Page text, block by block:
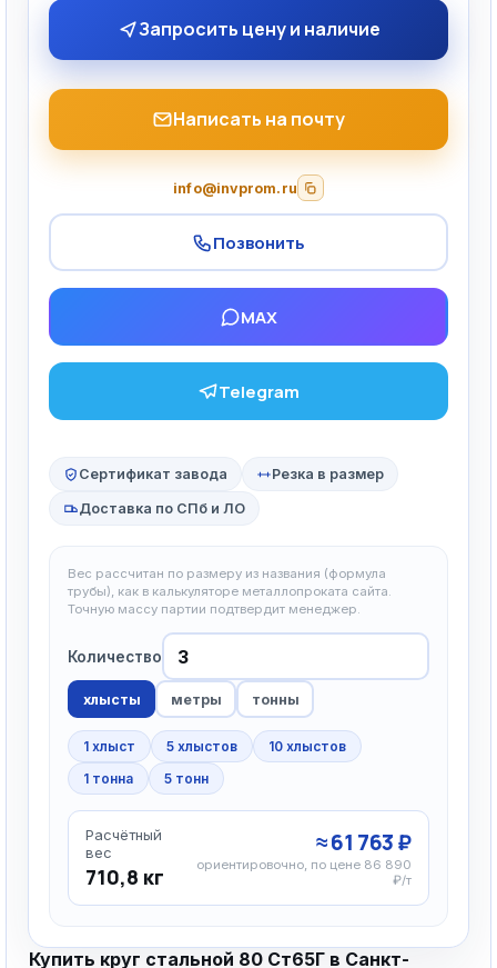
Запросить цену и наличие
Написать на почту
info@invprom.ru
Позвонить
MAX
Telegram
Сертификат завода Резка в размер
Доставка по СПб и ЛО
Вес рассчитан по размеру из названия (формула
трубы), как в калькуляторе металлопроката сайта.
Точную массу партии подтвердит менеджер.
Количество
хлысты метры тонны
1 хлыст 5 хлыстов
10 хлыстов
1 тонна
5 тонн
Расчётный
вес
710,8 кг
≈ 61 763 ₽
ориентировочно, по цене 86 890
₽/т
Купить круг стальной 80 Ст65Г в Санкт-